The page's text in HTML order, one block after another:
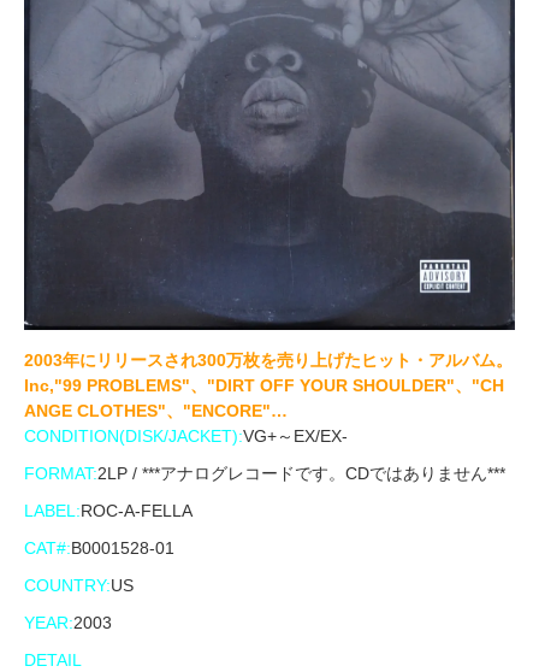
2003年にリリースされ300万枚を売り上げたヒット・アルバム。
Inc,"99 PROBLEMS"、"DIRT OFF YOUR SHOULDER"、"CH
ANGE CLOTHES"、"ENCORE"…
CONDITION(DISK/JACKET):VG+～EX/EX-
FORMAT:2LP / ***アナログレコードです。CDではありません***
LABEL:ROC-A-FELLA
CAT#:B0001528-01
COUNTRY:US
YEAR:2003
DETAIL